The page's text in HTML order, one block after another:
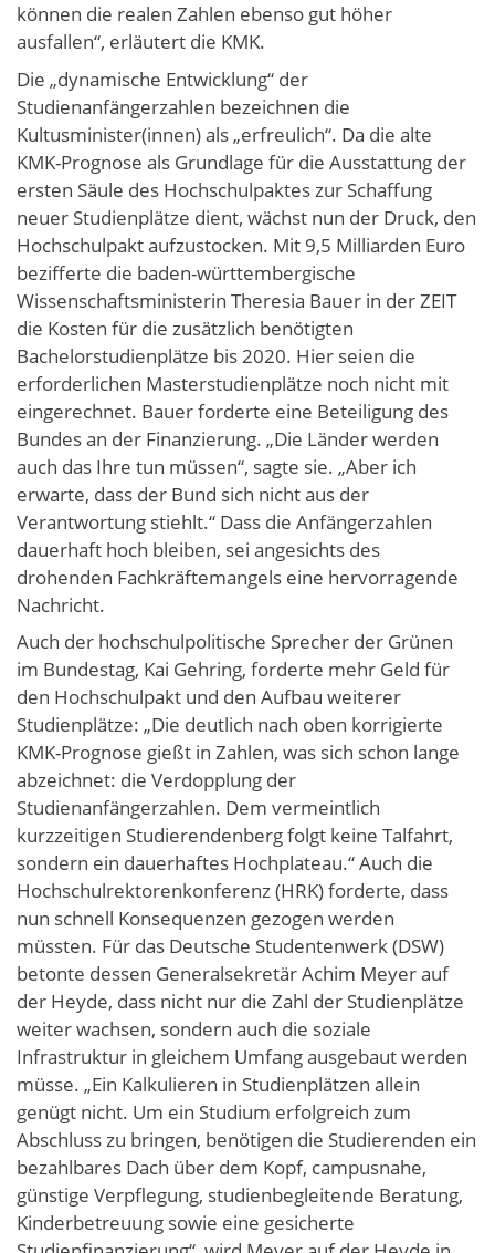
können die realen Zahlen ebenso gut höher
ausfallen“, erläutert die KMK.
Die „dynamische Entwicklung“ der
Studienanfängerzahlen bezeichnen die
Kultusminister(innen) als „erfreulich“. Da die alte
KMK-Prognose als Grundlage für die Ausstattung der
ersten Säule des Hochschulpaktes zur Schaffung
neuer Studienplätze dient, wächst nun der Druck, den
Hochschulpakt aufzustocken. Mit 9,5 Milliarden Euro
bezifferte die baden-württembergische
Wissenschaftsministerin Theresia Bauer in der ZEIT
die Kosten für die zusätzlich benötigten
Bachelorstudienplätze bis 2020. Hier seien die
erforderlichen Masterstudienplätze noch nicht mit
eingerechnet. Bauer forderte eine Beteiligung des
Bundes an der Finanzierung. „Die Länder werden
auch das Ihre tun müssen“, sagte sie. „Aber ich
erwarte, dass der Bund sich nicht aus der
Verantwortung stiehlt.“ Dass die Anfängerzahlen
dauerhaft hoch bleiben, sei angesichts des
drohenden Fachkräftemangels eine hervorragende
Nachricht.
Auch der hochschulpolitische Sprecher der Grünen
im Bundestag, Kai Gehring, forderte mehr Geld für
den Hochschulpakt und den Aufbau weiterer
Studienplätze: „Die deutlich nach oben korrigierte
KMK-Prognose gießt in Zahlen, was sich schon lange
abzeichnet: die Verdopplung der
Studienanfängerzahlen. Dem vermeintlich
kurzzeitigen Studierendenberg folgt keine Talfahrt,
sondern ein dauerhaftes Hochplateau.“ Auch die
Hochschulrektorenkonferenz (HRK) forderte, dass
nun schnell Konsequenzen gezogen werden
müssten. Für das Deutsche Studentenwerk (DSW)
betonte dessen Generalsekretär Achim Meyer auf
der Heyde, dass nicht nur die Zahl der Studienplätze
weiter wachsen, sondern auch die soziale
Infrastruktur in gleichem Umfang ausgebaut werden
müsse. „Ein Kalkulieren in Studienplätzen allein
genügt nicht. Um ein Studium erfolgreich zum
Abschluss zu bringen, benötigen die Studierenden ein
bezahlbares Dach über dem Kopf, campusnahe,
günstige Verpflegung, studienbegleitende Beratung,
Kinderbetreuung sowie eine gesicherte